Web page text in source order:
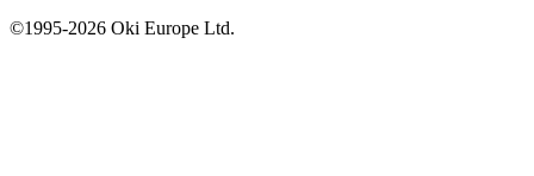
©1995-2026 Oki Europe Ltd.